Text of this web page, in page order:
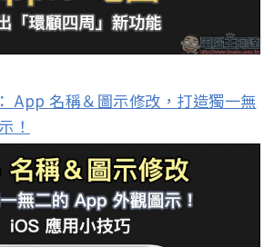
App 名稱＆圖示修改，打造獨一無
！